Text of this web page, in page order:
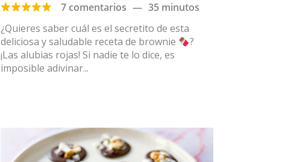
7 comentarios — 35 minutos
¿Quieres saber cuál es el secretito de esta
deliciosa y saludable receta de brownie
?
¡Las alubias rojas! Si nadie te lo dice, es
imposible adivinar...